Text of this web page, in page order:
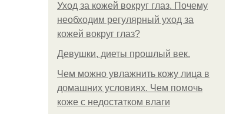
Уход за кожей вокруг глаз. Почему
необходим регулярный уход за
кожей вокруг глаз?
Девушки, диеты прошлый век.
Чем можно увлажнить кожу лица в
домашних условиях. Чем помочь
коже с недостатком влаги